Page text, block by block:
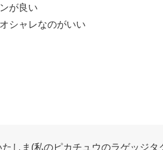
が良い
シャレなのがいい
しま(私のピカチュウのラゲッジタ